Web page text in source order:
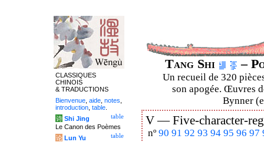
Tang Shi –
Un recueil de 320
son apogée. Œuvres
Bynner
V —Five-character-
nº 90 91 92 93 94 95 96 97
CLASSIQUES
CHINOIS
& TRADUCTIONS
Bienvenue aide notes
introduction table
table
诗 Shi Jing
Le Canon des Poèmes
table
论 Lun Yu